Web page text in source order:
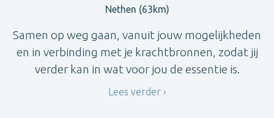
Nethen (63km)
Samen op weg gaan, vanuit jouw mogelijkheden
en in verbinding met je krachtbronnen, zodat jij
verder kan in wat voor jou de essentie is.
Lees verder